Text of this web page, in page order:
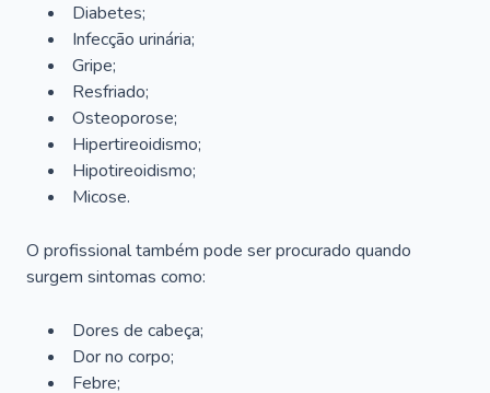
Diabetes;
Infecção urinária;
Gripe;
Resfriado;
Osteoporose;
Hipertireoidismo;
Hipotireoidismo;
Micose.
O profissional também pode ser procurado quando
surgem sintomas como:
Dores de cabeça;
Dor no corpo;
Febre;